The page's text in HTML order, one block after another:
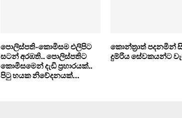
පොලිස්පති-කොමිසම එලිපිට
සටන් අරඹති.. පොලිස්පතිට
කොමිසමෙන් දැඩි ප‍්‍රහාරයක්..
පිටු හයක නිවේදනයක්…
කොන්ත්‍රාත් පදනමින්
දුම්රිය සේවකයන්ට